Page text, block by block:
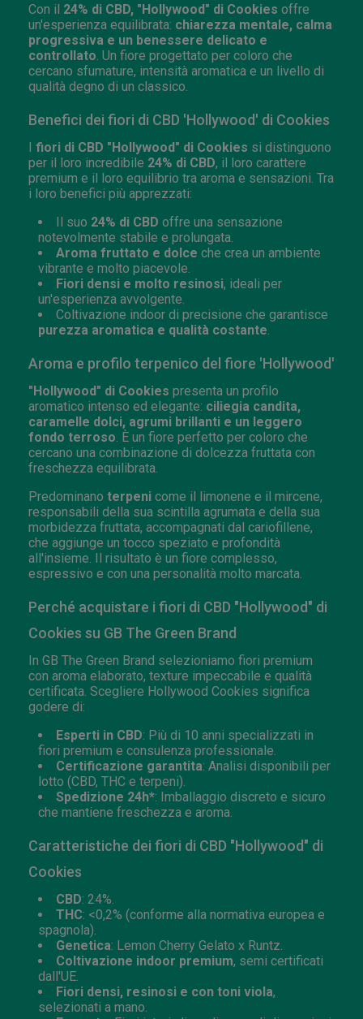
Con il 24% di CBD, "Hollywood" di Cookies offre
un'esperienza equilibrata: chiarezza mentale, calma
progressiva e un benessere delicato e
controllato . Un fiore progettato per coloro che
cercano sfumature, intensità aromatica e un livello di
qualità degno di un classico.
Benefici dei fiori di CBD 'Hollywood' di Cookies
I fiori di CBD "Hollywood" di Cookies si distinguono
per il loro incredibile 24% di CBD, il loro carattere
premium e il loro equilibrio tra aroma e sensazioni. Tra
i loro benefici più apprezzati:
Il suo 24% di CBD offre una sensazione
notevolmente stabile e prolungata.
Aroma fruttato e dolce che crea un ambiente
vibrante e molto piacevole.
Fiori densi e molto resinosi, ideali per
un'esperienza avvolgente.
Coltivazione indoor di precisione che garantisce
purezza aromatica e qualità costante
Aroma e profilo terpenico del fiore 'Hollywood'
"Hollywood" di Cookies presenta un profilo
aromatico intenso ed elegante: ciliegia candita,
caramelle dolci, agrumi brillanti e un leggero
fondo terroso . È un fiore perfetto per coloro che
cercano una combinazione di dolcezza fruttata con
freschezza equilibrata.
Predominano terpeni come il limonene e il mircene,
responsabili della sua scintilla agrumata e della sua
morbidezza fruttata, accompagnati dal cariofillene,
che aggiunge un tocco speziato e profondità
all'insieme. Il risultato è un fiore complesso,
espressivo e con una personalità molto marcata.
Perché acquistare i fiori di CBD "Hollywood" di
Cookies su GB The Green Brand
In GB The Green Brand selezioniamo fiori premium
con aroma elaborato, texture impeccabile e qualità
certificata. Scegliere Hollywood Cookies significa
godere di:
Esperti in CBD: Più di 10 anni specializzati in
fiori premium e consulenza professionale.
Certificazione garantita: Analisi disponibili per
lotto (CBD, THC e terpeni).
Spedizione 24h*: Imballaggio discreto e sicuro
che mantiene freschezza e aroma.
Caratteristiche dei fiori di CBD "Hollywood" di
Cookies
CBD: 24%.
THC: <0,2% (conforme alla normativa europea e
spagnola).
Genetica: Lemon Cherry Gelato x Runtz.
Coltivazione indoor premium, semi certificati
dall'UE.
Fiori densi, resinosi e con toni viola,
selezionati a mano.